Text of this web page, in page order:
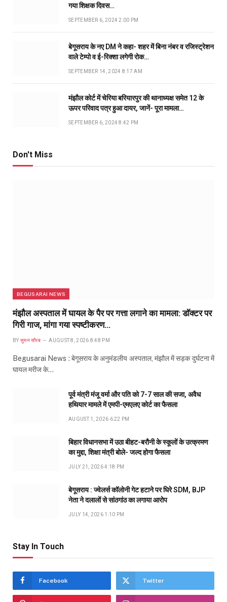
गया शिक्षक दिवस…
SEPTEMBER 6, 2024 2:00 PM
बेगूसराय के नए DM ने कहा- शहर में बिना नंबर व रजिस्ट्रेशन
वाले टेम्पो व ई-रिक्शा लगेगी रोक…
SEPTEMBER 14, 2024 8:17 AM
मंझौल कोर्ट में चेरिया बरियारपुर की थानाध्यक्ष समेत 12 के
ऊपर परिवाद पत्र हुआ दायर, जानें- पूरा मामला…
SEPTEMBER 6, 2024 8:42 PM
Don't Miss
BEGUSARAI NEWS
मंझौल अस्पताल में घायल के पैर पर गत्ता लगाने का मामला: डॉक्टर पर
गिरी गाज, मांगा गया स्पष्टीकरण…
BY सुमन सौरब AUGUST 8, 2026 8:48 PM
Begusarai News : बेगूसराय के अनुमंडलीय अस्पताल, मंझौल में सड़क दुर्घटना में
घायल मरीज के…
पूर्व मंत्री मंजू वर्मा और पति को 7-7 साल की सजा, अवैध
हथियार मामले में एमपी-एमएलए कोर्ट का फैसला
AUGUST 1, 2026 6:22 PM
बिहार विधानसभा में उठा बीहट-बरौनी के स्कूलों के उत्क्रमण
का मुद्दा, शिक्षा मंत्री बोले- जल्द होगा फैसला
JULY 21, 2026 4:18 PM
बेगूसराय : ज्वेलर्स कॉलोनी गेट हटाने पर घिरे SDM, BJP
नेता ने दलालों से सांठगांठ का लगाया आरोप
JULY 14, 2026 1:10 PM
Stay In Touch
Facebook Twitter